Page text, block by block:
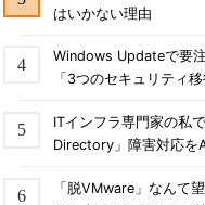
はいかない理由
Windows Updateで要
「3つのセキュリティ移
ITインフラ専門家の私
Directory」障害対応を
「脱VMware」なんて